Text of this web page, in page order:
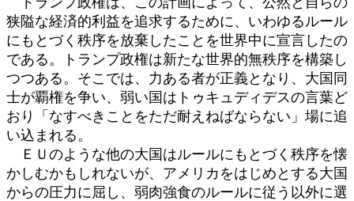
狭隘な経済的利益を追求するために、いわゆるルール
にもとづく秩序を放棄したことを世界中に宣言したの
である。トランプ政権は新たな世界的無秩序を構築し
つつある。そこでは、力ある者が正義となり、大国同
士が覇権を争い、弱い国はトゥキュディデスの言葉ど
おり「なすべきことをただ耐えねばならない」場に追
い込まれる。
ＥＵのような他の大国はルールにもとづく秩序を懐
かしむかもしれないが、アメリカをはじめとする大国
からの圧力に屈し、弱肉強食のルールに従う以外に選